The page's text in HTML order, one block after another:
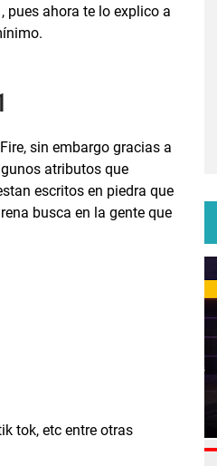
pues ahora te lo explico a
sin embargo gracias a
atributos que
escritos en piedra que
busca en la gente que
tok, etc entre otras